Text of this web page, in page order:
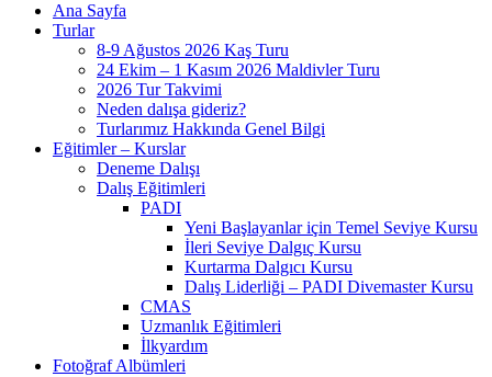
Ana Sayfa
Turlar
8-9 Ağustos 2026 Kaş Turu
24 Ekim – 1 Kasım 2026 Maldivler Turu
2026 Tur Takvimi
Neden dalışa gideriz?
Turlarımız Hakkında Genel Bilgi
Eğitimler – Kurslar
Deneme Dalışı
Dalış Eğitimleri
PADI
Yeni Başlayanlar için Temel Seviye Kursu
İleri Seviye Dalgıç Kursu
Kurtarma Dalgıcı Kursu
Dalış Liderliği – PADI Divemaster Kursu
CMAS
Uzmanlık Eğitimleri
İlkyardım
Fotoğraf Albümleri